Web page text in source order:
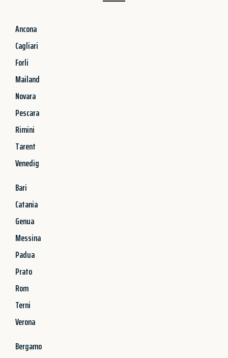
Ancona
Cagliari
Forli
Mailand
Novara
Pescara
Rimini
Tarent
Venedig
Bari
Catania
Genua
Messina
Padua
Prato
Rom
Terni
Verona
Bergamo